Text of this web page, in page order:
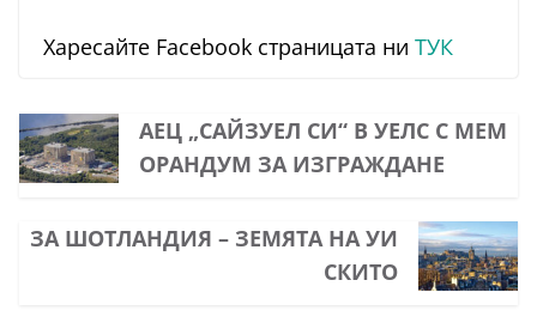
Харесайте Facebook страницата ни ТУК
АЕЦ „САЙЗУЕЛ СИ“ В УЕЛС С МЕМ
ОРАНДУМ ЗА ИЗГРАЖДАНЕ
ЗА ШОТЛАНДИЯ – ЗЕМЯТА НА УИ
СКИТО